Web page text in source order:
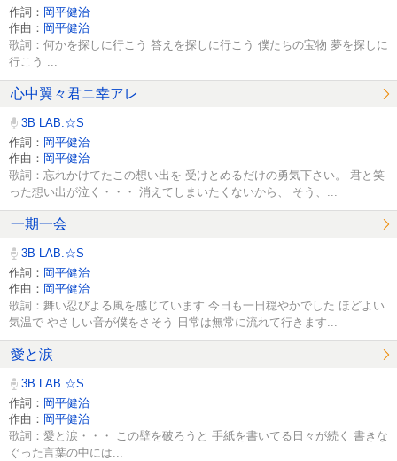
作詞： 岡平健治
作曲： 岡平健治
歌詞：何かを探しに行こう 答えを探しに行こう 僕たちの宝物 夢を探しに
行こう ...
心中翼々君ニ幸アレ
3B LAB.☆S
作詞： 岡平健治
作曲： 岡平健治
歌詞：忘れかけてたこの想い出を 受けとめるだけの勇気下さい。 君と笑
った想い出が泣く・・・ 消えてしまいたくないから、 そう、...
一期一会
3B LAB.☆S
作詞： 岡平健治
作曲： 岡平健治
歌詞：舞い忍びよる風を感じています 今日も一日穏やかでした ほどよい
気温で やさしい音が僕をさそう 日常は無常に流れて行きます...
愛と涙
3B LAB.☆S
作詞： 岡平健治
作曲： 岡平健治
歌詞：愛と涙・・・ この壁を破ろうと 手紙を書いてる日々が続く 書きな
ぐった言葉の中には...